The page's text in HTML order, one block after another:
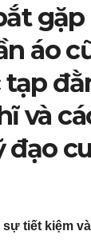
áo
và
tiết kiệm